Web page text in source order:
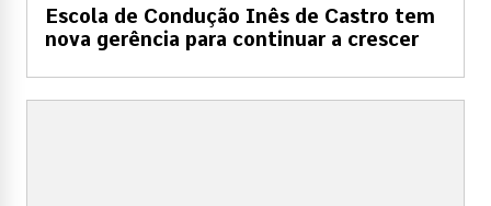
Escola de Condução Inês de Castro tem
nova gerência para continuar a crescer